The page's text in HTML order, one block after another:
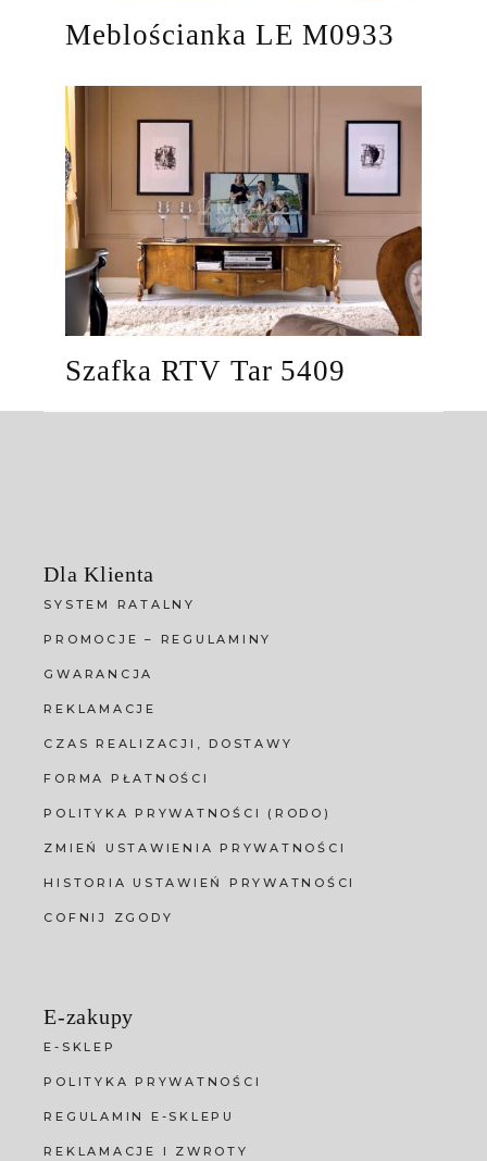
Meblościanka LE M0933
Szafka RTV Tar 5409
Dla Klienta
SYSTEM RATALNY
PROMOCJE – REGULAMINY
GWARANCJA
REKLAMACJE
CZAS REALIZACJI, DOSTAWY
FORMA PŁATNOŚCI
POLITYKA PRYWATNOŚCI (RODO)
ZMIEŃ USTAWIENIA PRYWATNOŚCI
HISTORIA USTAWIEŃ PRYWATNOŚCI
COFNIJ ZGODY
E-zakupy
E-SKLEP
POLITYKA PRYWATNOŚCI
REGULAMIN E-SKLEPU
REKLAMACJE I ZWROTY